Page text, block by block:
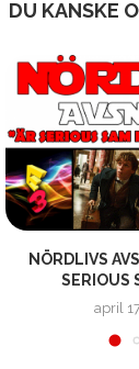
DU KANSKE
NÖRDLIVS
SERIOUS
april